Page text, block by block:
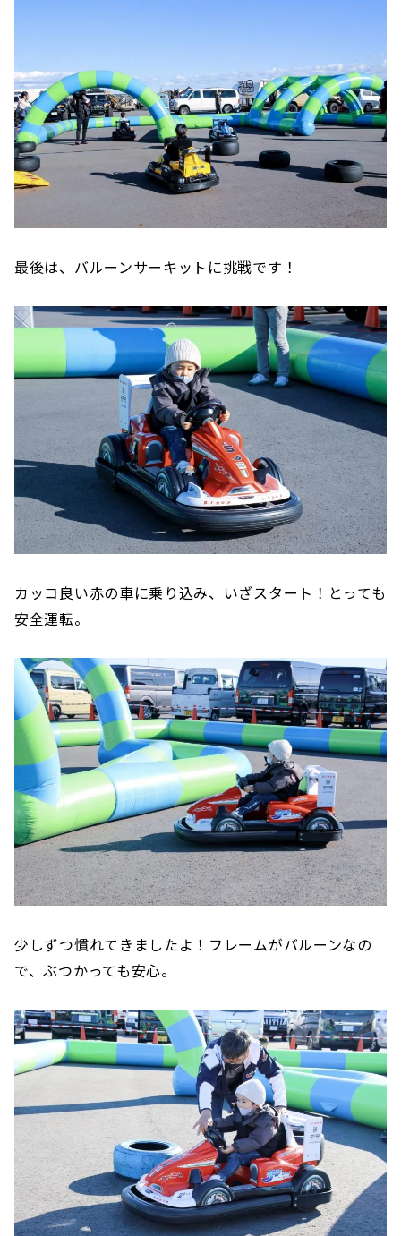
最後は、バルーンサーキットに挑戦です！
カッコ良い赤の車に乗り込み、いざスタート！とっても
安全運転。
少しずつ慣れてきましたよ！フレームがバルーンなの
で、ぶつかっても安心。